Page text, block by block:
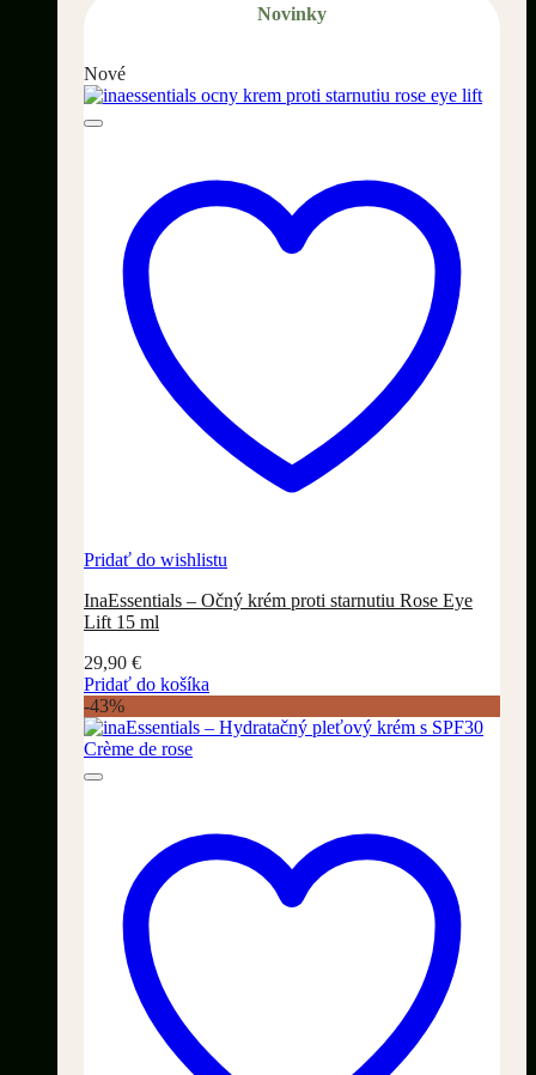
Novinky
Nové
Pridať do wishlistu
InaEssentials – Očný krém proti starnutiu Rose Eye
Lift 15 ml
29,90 €
Pridať do košíka
-43%